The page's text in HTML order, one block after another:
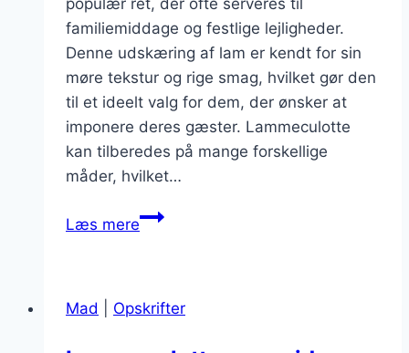
familiemiddage og festlige lejligheder.
Denne udskæring af lam er kendt for sin
møre tekstur og rige smag, hvilket gør den
til et ideelt valg for dem, der ønsker at
imponere deres gæster. Lammeculotte
kan tilberedes på mange forskellige
måder, hvilket…
Læs mereLammeculotte
familiemiddag
Mad Opskrifter